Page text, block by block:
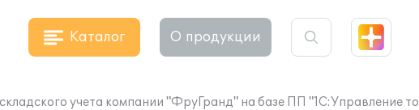
Каталог О продукции
учета компании "ФруГранд" на базе ПП "1С:Управление